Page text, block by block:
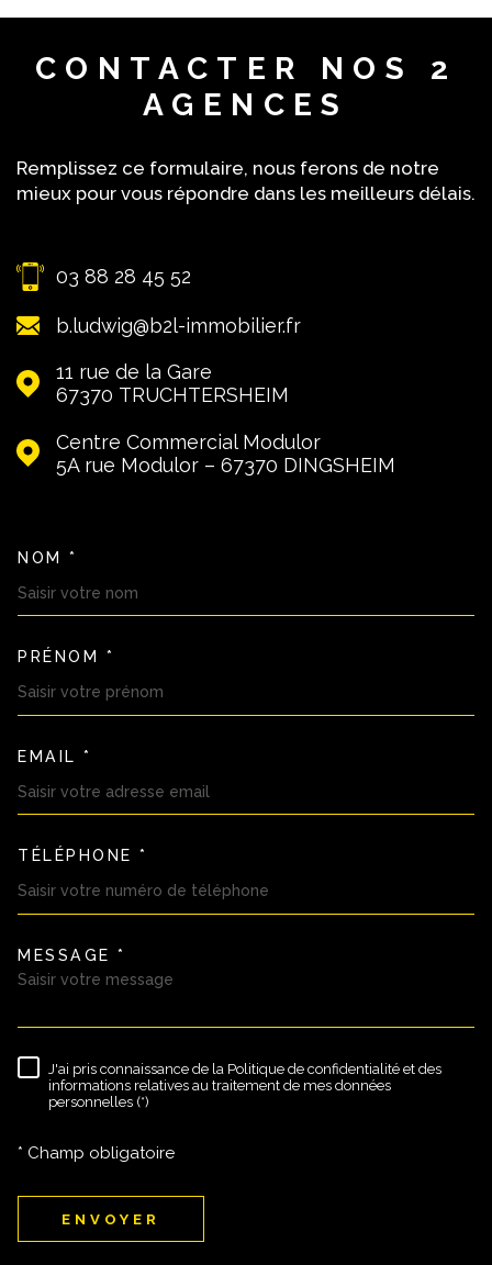
CONTACTER NOS 2
AGENCES
Remplissez ce formulaire, nous ferons de notre
mieux pour vous répondre dans les meilleurs délais.
03 88 28 45 52
b.ludwig@b2l-immobilier.fr
11 rue de la Gare
67370
TRUCHTERSHEIM
Centre Commercial Modulor
5A rue Modulor – 67370
DINGSHEIM
NOM *
PRÉNOM *
EMAIL *
TÉLÉPHONE *
MESSAGE *
RÈGLEMENTATION
J'ai pris connaissance de la Politique de confidentialité et des
informations relatives au traitement de mes données
personnelles (*)
* Champ obligatoire
ENVOYER